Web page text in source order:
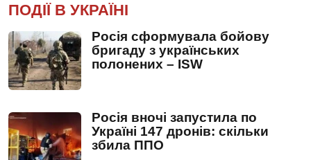
ПОДІЇ В УКРАЇНІ
Росія сформувала бойову
бригаду з українських
полонених – ISW
Росія вночі запустила по
Україні 147 дронів: скільки
збила ППО